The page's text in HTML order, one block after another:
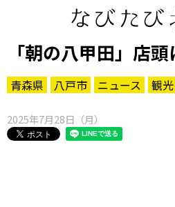
「朝の八甲田」店
青森県 八戸市 ニュース 観光
2025年7月28日（月）